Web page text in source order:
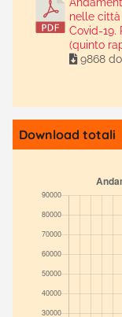
nelle città
Covid-19.
(quinto
9868
Download totali